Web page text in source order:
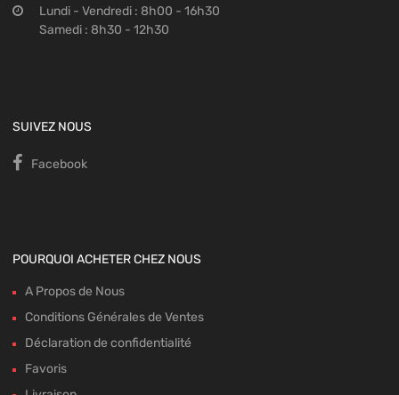
Lundi - Vendredi : 8h00 - 16h30
Samedi : 8h30 - 12h30
SUIVEZ NOUS
Facebook
POURQUOI ACHETER CHEZ NOUS
A Propos de Nous
Conditions Générales de Ventes
Déclaration de confidentialité
Favoris